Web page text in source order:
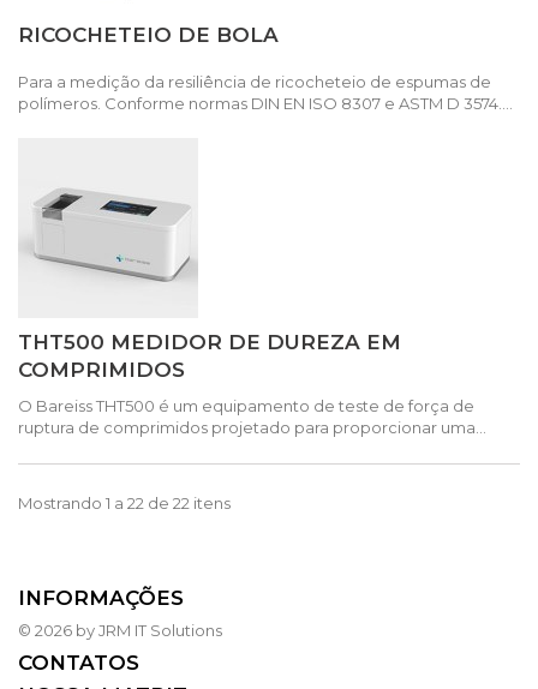
RICOCHETEIO DE BOLA
Para a medição da resiliência de ricocheteio de espumas de
polímeros. Conforme normas DIN EN ISO 8307 e ASTM D 3574....
THT500 MEDIDOR DE DUREZA EM
COMPRIMIDOS
O Bareiss THT500 é um equipamento de teste de força de
ruptura de comprimidos projetado para proporcionar uma...
Mostrando 1 a 22 de 22 itens
INFORMAÇÕES
© 2026 by JRM IT Solutions
CONTATOS